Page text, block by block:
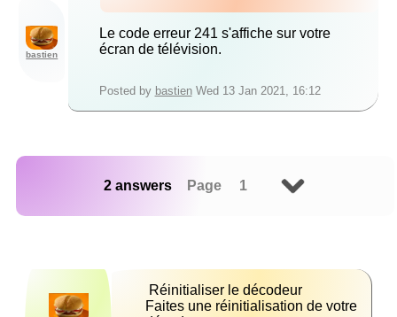
bastien
Le code erreur 241 s'affiche sur votre
écran de télévision.
Posted by bastienWed 13 Jan 2021, 16:12
2 answers Page 1
Faites une réinitialisation de votre